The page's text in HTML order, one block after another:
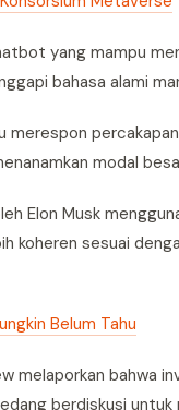
yang mampu
bahasa alami
merespon
modal
Elon Musk
koheren sesuai
Belum Tahu
melaporkan bahwa
berdiskusi